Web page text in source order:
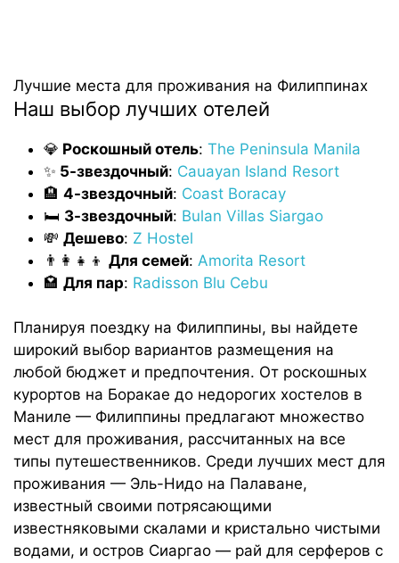
Лучшие места для проживания на Филиппинах
Наш выбор лучших отелей
💎 Роскошный отель: The Peninsula Manila
✨ 5-звездочный: Cauayan Island Resort
🏨 4-звездочный: Coast Boracay
🛏️ 3-звездочный: Bulan Villas Siargao
💸 Дешево: Z Hostel
👨‍👩‍👧‍👦 Для семей: Amorita Resort
🏩 Для пар: Radisson Blu Cebu
Планируя поездку на Филиппины, вы найдете
широкий выбор вариантов размещения на
любой бюджет и предпочтения. От роскошных
курортов на Боракае до недорогих хостелов в
Маниле — Филиппины предлагают множество
мест для проживания, рассчитанных на все
типы путешественников. Среди лучших мест для
проживания — Эль-Нидо на Палаване,
известный своими потрясающими
известняковыми скалами и кристально чистыми
водами, и остров Сиаргао — рай для серферов с